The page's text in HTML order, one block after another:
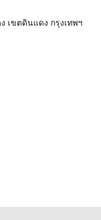
เขตดินแดง กรุงเทพฯ